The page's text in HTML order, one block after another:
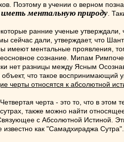
Поэтому в учении о верном
ментальную природу .
ранние ученые утверждали,
сейчас дали, утверждает, что
имеют ментальные проявления,
сознание. Мипам
нет разницы между Ясным
объект, что такое воспринимающий
черты относятся к абсолютной
черта - это то, что в этом
также можно найти
с Абсолютной Истиной.
известно как "Самадхираджа Сутра".